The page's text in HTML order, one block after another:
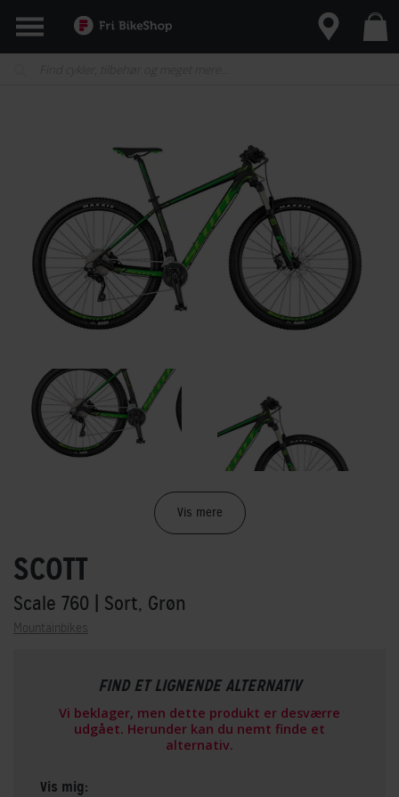
Vis mere
SCOTT
Scale 760 | Sort, Grøn
Mountainbikes
FIND ET LIGNENDE ALTERNATIV
Vi beklager, men dette produkt er desværre
udgået. Herunder kan du nemt finde et
alternativ.
Vis mig: